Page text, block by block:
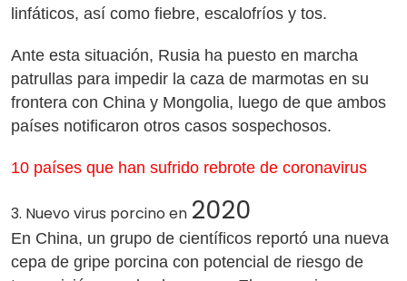
linfáticos, así como fiebre, escalofríos y tos.
Ante esta situación, Rusia ha puesto en marcha
patrullas para impedir la caza de marmotas en su
frontera con China y Mongolia, luego de que ambos
países notificaron otros casos sospechosos.
10 países que han sufrido rebrote de coronavirus
3. Nuevo virus porcino en 2020
En China, un grupo de científicos reportó una nueva
cepa de gripe porcina con potencial de riesgo de